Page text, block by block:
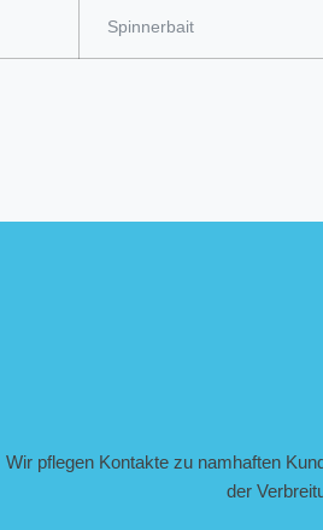
Spinnerbait
Wir pflegen Kontakte zu namhaften
der